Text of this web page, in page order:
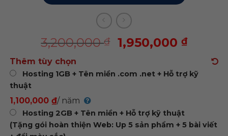
3,200,000₫ 1,950,000 ₫
Thêm tùy chọn
Hosting 1GB + Tên miền .com .net + Hỗ trợ kỹ
thuật
1,100,000 ₫/ năm
Hosting 2GB + Tên miền + Hỗ trợ kỹ thuật
(Tặng gói hoàn thiện Web: Up 5 sản phẩm + 5 bài viết